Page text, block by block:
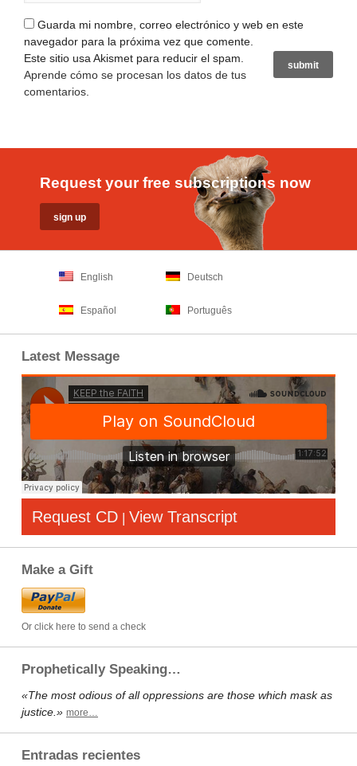
Guarda mi nombre, correo electrónico y web en este
navegador para la próxima vez que comente.
Este sitio usa Akismet para reducir el spam.
Aprende cómo se procesan los datos de tus
comentarios
Request your free subscriptions now
English Deutsch
Español Português
Latest Message
Request CD | View Transcript
Make a Gift
Or click here to send a check
Prophetically Speaking…
«The most odious of all oppressions are those which mask as
justice.» more…
Entradas recientes